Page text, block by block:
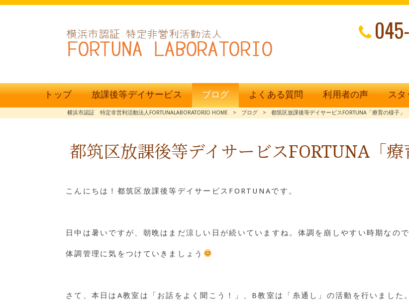
トップ 放課後等デイサービス ブログ よくある質問 利用者の声 スタ
横浜市認証 特定非営利活動法人FORTUNALABORATORIO HOME > ブログ > 都筑区放課後等デイサービスFORTUNA「療育の様子」
都筑区放課後等デイサービスFORTUNA「療
こんにちは！都筑区放課後等デイサービスFORTUNAです。
日中は暑いですが、朝晩はまだ涼しい日が続いていますね。体調を崩しやすい時期なので
体調管理に気をつけていきましょう
さて、本日はA教室は「お話をよく聞こう！」、B教室は「糸通し」の活動を行いました。